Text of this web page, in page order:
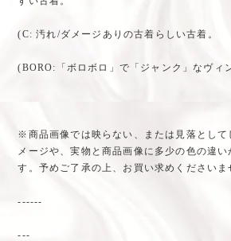
(C: 汚れ/ダメージありの古着らしい古着。
(BORO:「ボロボロ」で「ジャンク」なヴィ
※商品画像では映らない、または見落として
メージや、実物と商品画像に多少の色の違い
す。予めご了承の上、お買い求めください
------
---